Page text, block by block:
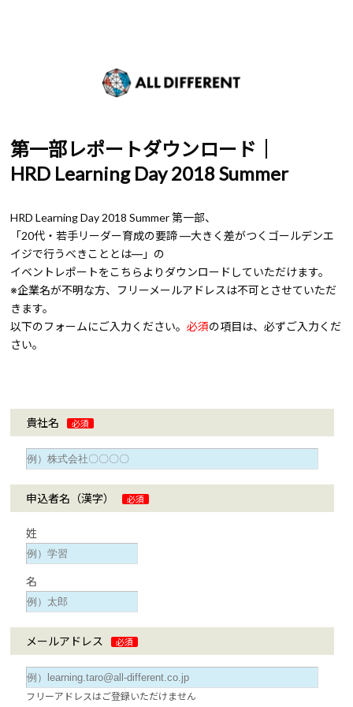
第一部レポートダウンロード｜
HRD Learning Day 2018 Summer
HRD Learning Day 2018 Summer 第一部、
「20代・若手リーダー育成の要諦 ―大きく差がつくゴールデンエ
イジで行うべきこととは―」の
イベントレポートをこちらよりダウンロードしていただけます。
※企業名が不明な方、フリーメールアドレスは不可とさせていただ
きます。
以下のフォームにご入力ください。必須の項目は、必ずご入力くだ
さい。